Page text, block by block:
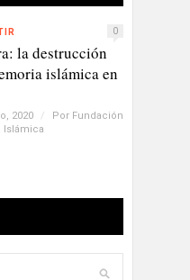
0
la destrucción
islámica en
2020 / Por Fundación
Islámica